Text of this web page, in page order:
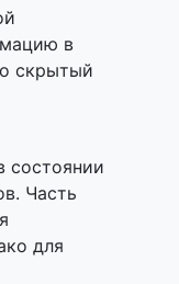
в
скрытый
состоянии
Часть
для